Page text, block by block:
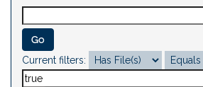
Current filters: